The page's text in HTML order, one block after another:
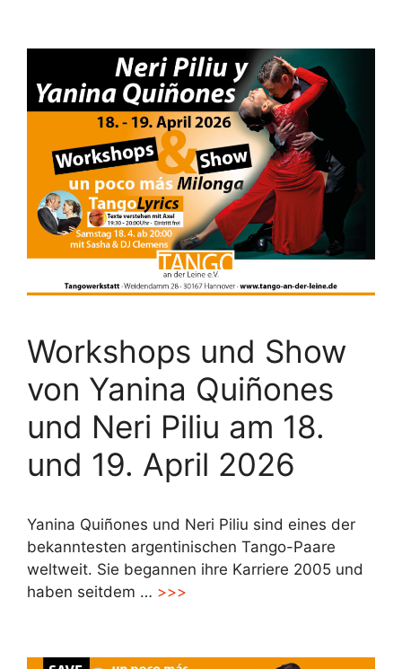
Workshops und Show
von Yanina Quiñones
und Neri Piliu am 18.
und 19. April 2026
Yanina Quiñones und Neri Piliu sind eines der
bekanntesten argentinischen Tango-Paare
weltweit. Sie begannen ihre Karriere 2005 und
haben seitdem … >>>